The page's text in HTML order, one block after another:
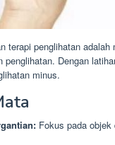
terapi penglihatan
penglihatan. Dengan
minus.
Fokus pada